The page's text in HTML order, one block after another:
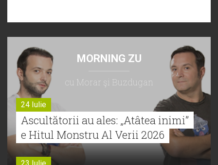
MORNING ZU
cu Morar şi Buzdugan
24 Iulie
Ascultătorii au ales: „Atâtea inimi”
e Hitul Monstru Al Verii 2026